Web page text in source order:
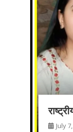
July